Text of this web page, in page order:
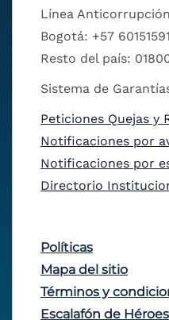
Línea
Bogotá: +57
Resto del país:
Sistema de
Peticiones Quejas y
Notificaciones por
Notificaciones por
Directorio
Políticas
Mapa del sitio
Términos y
Escalafón de Héroes